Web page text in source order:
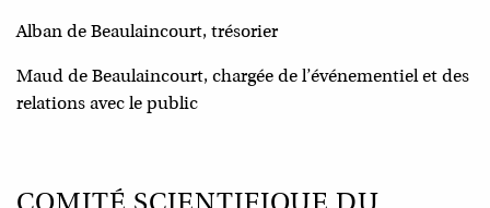
Alban de Beaulaincourt, trésorier
Maud de Beaulaincourt, chargée de l’événementiel et des
relations avec le public